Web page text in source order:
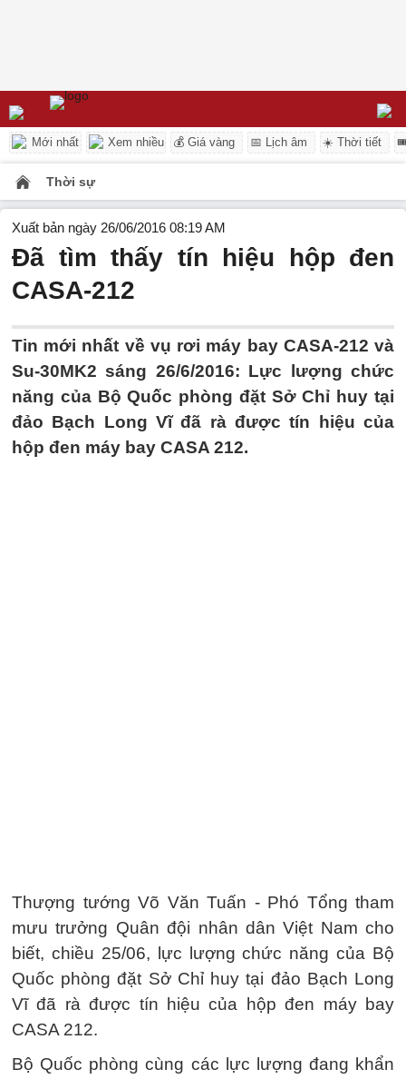
Mới nhất Xem nhiều 💰 Giá vàng 📅 Lịch âm ☀️ Thời tiết
Thời sự
Xuất bản ngày 26/06/2016 08:19 AM
Đã tìm thấy tín hiệu hộp đen
CASA-212
Tin mới nhất về vụ rơi máy bay CASA-212 và
Su-30MK2 sáng 26/6/2016: Lực lượng chức
năng của Bộ Quốc phòng đặt Sở Chỉ huy tại
đảo Bạch Long Vĩ đã rà được tín hiệu của
hộp đen máy bay CASA 212.
Thượng tướng Võ Văn Tuấn - Phó Tổng tham
mưu trưởng Quân đội nhân dân Việt Nam cho
biết, chiều 25/06, lực lượng chức năng của Bộ
Quốc phòng đặt Sở Chỉ huy tại đảo Bạch Long
Vĩ đã rà được tín hiệu của hộp đen máy bay
CASA 212.
Bộ Quốc phòng cùng các lực lượng đang khẩn